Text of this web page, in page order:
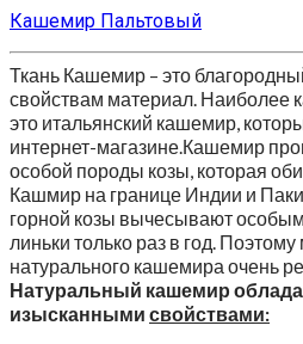
Кашемир Пальтовый
Ткань Кашемир – это
свойствам материал. Наиболее
это итальянский кашемир,
интернет-магазине.Кашемир
особой породы козы, которая
Кашмир на границе Индии и
горной козы вычесывают
линьки только раз в год.
натурального кашемира очень
Натуральный кашемир
изысканными свойствами: